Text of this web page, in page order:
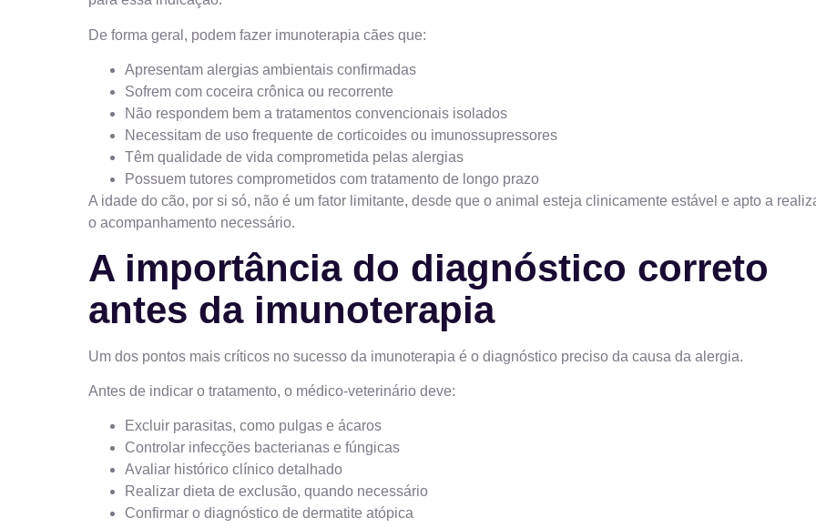
De forma geral, podem fazer imunoterapia cães que:
Apresentam alergias ambientais confirmadas
Sofrem com coceira crônica ou recorrente
Não respondem bem a tratamentos convencionais isolados
Necessitam de uso frequente de corticoides ou imunossupressores
Têm qualidade de vida comprometida pelas alergias
Possuem tutores comprometidos com tratamento de longo prazo
A idade do cão, por si só, não é um fator limitante, desde que o animal esteja clinicamente estável e apto a
o acompanhamento necessário.
A importância do diagnóstico correto
antes da imunoterapia
Um dos pontos mais críticos no sucesso da imunoterapia é o diagnóstico preciso da causa da alergia.
Antes de indicar o tratamento, o médico-veterinário deve:
Excluir parasitas, como pulgas e ácaros
Controlar infecções bacterianas e fúngicas
Avaliar histórico clínico detalhado
Realizar dieta de exclusão, quando necessário
Confirmar o diagnóstico de dermatite atópica